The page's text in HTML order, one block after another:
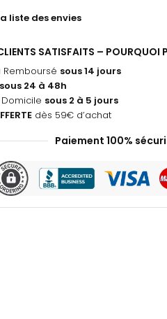
liste des envies
SATISFAITS – POURQUOI
Remboursé sous 14 jours
sous 24 à 48h
sous 2 à 5 jours
dès 59€ d’achat
Paiement 100%